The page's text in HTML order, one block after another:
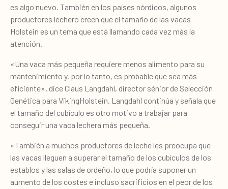
es algo nuevo. También en los países nórdicos, algunos
productores lechero creen que el tamaño de las vacas
Holstein es un tema que está llamando cada vez más la
atención.
«Una vaca más pequeña requiere menos alimento para su
mantenimiento y, por lo tanto, es probable que sea más
eficiente», dice Claus Langdahl, director sénior de Selección
Genética para VikingHolstein. Langdahl continúa y señala que
el tamaño del cubículo es otro motivo a trabajar para
conseguir una vaca lechera más pequeña.
«También a muchos productores de leche les preocupa que
las vacas lleguen a superar el tamaño de los cubículos de los
establos y las salas de ordeño, lo que podría suponer un
aumento de los costes e incluso sacrificios en el peor de los